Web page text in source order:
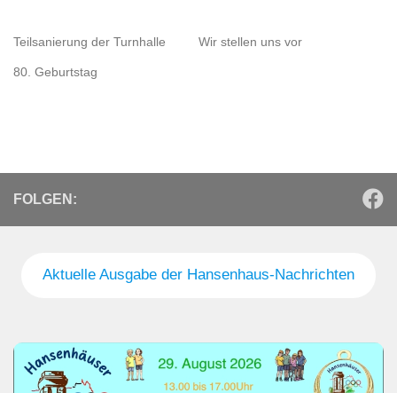
Teilsanierung der Turnhalle Wir stellen uns vor
80. Geburtstag
FOLGEN:
Aktuelle Ausgabe der Hansenhaus-Nachrichten